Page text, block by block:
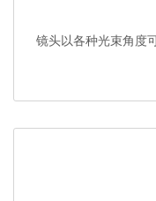
镜头以各种光束角度